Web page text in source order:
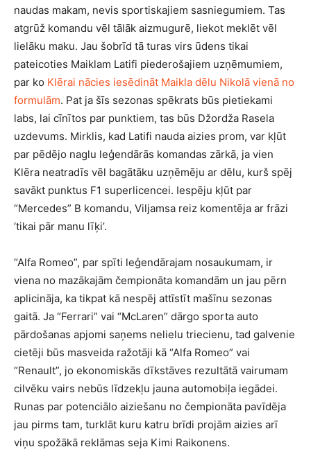
naudas makam, nevis sportiskajiem sasniegumiem. Tas
atgrūž komandu vēl tālāk aizmugurē, liekot meklēt vēl
lielāku maku. Jau šobrīd tā turas virs ūdens tikai
pateicoties Maiklam Latifi piederošajiem uzņēmumiem,
par ko Klērai nācies iesēdināt Maikla dēlu Nikolā vienā no
formulām. Pat ja šīs sezonas spēkrats būs pietiekami
labs, lai cīnītos par punktiem, tas būs Džordža Rasela
uzdevums. Mirklis, kad Latifi nauda aizies prom, var kļūt
par pēdējo naglu leģendārās komandas zārkā, ja vien
Klēra neatradīs vēl bagātāku uzņēmēju ar dēlu, kurš spēj
savākt punktus F1 superlicencei. Iespēju kļūt par
“Mercedes” B komandu, Viljamsa reiz komentēja ar frāzi
‘tikai pār manu līķi’.
“Alfa Romeo”, par spīti leģendārajam nosaukumam, ir
viena no mazākajām čempionāta komandām un jau pērn
aplicināja, ka tikpat kā nespēj attīstīt mašīnu sezonas
gaitā. Ja “Ferrari” vai “McLaren” dārgo sporta auto
pārdošanas apjomi saņems nelielu triecienu, tad galvenie
cietēji būs masveida ražotāji kā “Alfa Romeo” vai
“Renault”, jo ekonomiskās dīkstāves rezultātā vairumam
cilvēku vairs nebūs līdzekļu jauna automobiļa iegādei.
Runas par potenciālo aiziešanu no čempionāta pavīdēja
jau pirms tam, turklāt kuru katru brīdi projām aizies arī
viņu spožākā reklāmas seja Kimi Raikonens.